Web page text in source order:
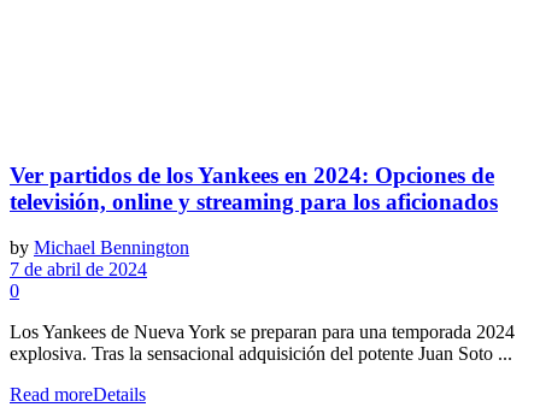
Ver partidos de los Yankees en 2024: Opciones de
televisión, online y streaming para los aficionados
by Michael Bennington
7 de abril de 2024
0
Los Yankees de Nueva York se preparan para una temporada 2024
explosiva. Tras la sensacional adquisición del potente Juan Soto ...
Read moreDetails